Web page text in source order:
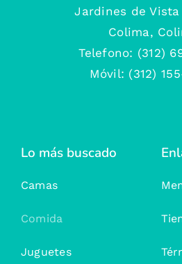
Jardines de Vista
Colima,
Telefono: (312)
Móvil: (312)
Lo más buscado
Camas
Comida
Juguetes